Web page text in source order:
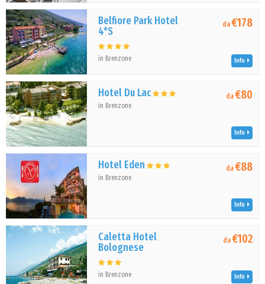
Belfiore Park Hotel
4*S
in Brenzone
da€178
Info
Hotel Du Lac
in Brenzone
da€80
Info
Hotel Eden
in Brenzone
da€88
Info
Caletta Hotel
Bolognese
in Brenzone
da€102
Info